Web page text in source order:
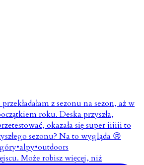
Może robisz więcej, niż